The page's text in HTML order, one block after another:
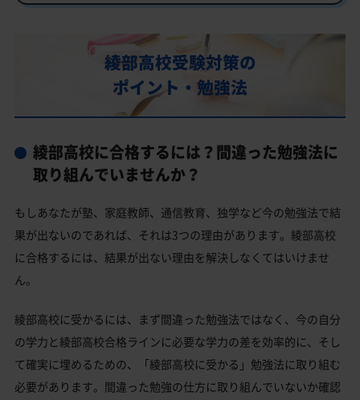
綾部高校の偏差値
綾部高校合格に必要な内申点の目安
内申点の計算方法
綾部高校の所在地・アクセス
私立大学
綾部高校と偏差値が近い私立・国立高校一覧
綾部高校受験生からのよくある質問
綾部高校受験対策の
ポイント・勉強法
綾部高校に合格するには？間違った勉強法に
取り組んでいませんか？
もしあなたが塾、家庭教師、通信教育、独学など今の勉強法で結
果が出ないのであれば、それは3つの理由があります。綾部高校
に合格するには、結果が出ない理由を解決しなくてはいけませ
ん。
綾部高校に受かるには、まず間違った勉強法ではなく、今の自分
の学力と綾部高校合格ラインに必要な学力の差を効率的に、そし
て確実に埋めるための、「綾部高校に受かる」勉強法に取り組む
必要があります。間違った勉強の仕方に取り組んでいないか確認